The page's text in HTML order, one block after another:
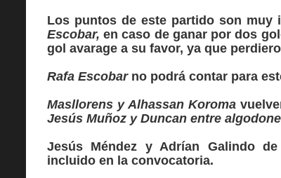
Los puntos de este partido son muy
Escobar, en caso de ganar por dos
gol avarage a su favor, ya que
Rafa Escobar no podrá contar para
Masllorens y Alhassan Koroma
Jesús Muñoz y Duncan entre
Jesús Méndez y Adrían Galindo
incluido en la convocatoria.